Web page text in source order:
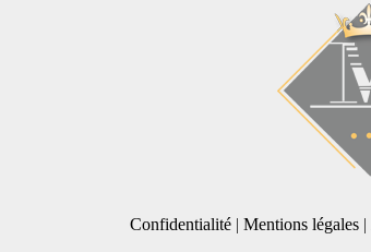
Confidentialité| Mentions légales|